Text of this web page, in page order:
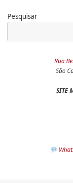
Pesquisar
Rua
São
SITE